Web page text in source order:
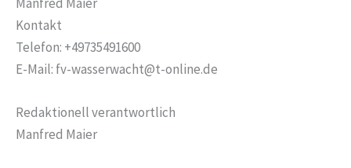
Kontakt
Telefon: +49735491600
E-Mail: fv-wasserwacht@t-online.de
Redaktionell verantwortlich
Manfred Maier